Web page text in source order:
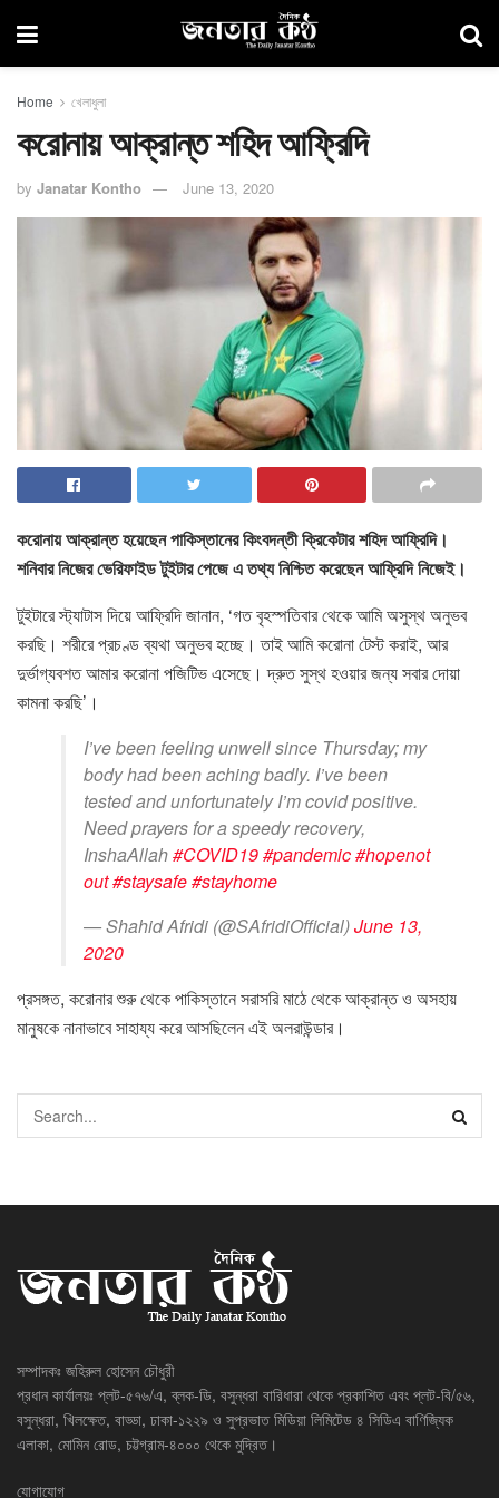
Home খেলাধুলা
করোনায় আক্রান্ত শহিদ আফ্রিদি
by Janatar Kontho June 13, 2020
করোনায় আক্রান্ত হয়েছেন পাকিস্তানের কিংবদন্তী ক্রিকেটার শহিদ আফ্রিদি।
শনিবার নিজের ভেরিফাইড টুইটার পেজে এ তথ্য নিশ্চিত করেছেন আফ্রিদি নিজেই।
টুইটারে স্ট্যাটাস দিয়ে আফ্রিদি জানান, ‘গত বৃহস্পতিবার থেকে আমি অসুস্থ অনুভব
করছি। শরীরে প্রচণ্ড ব্যথা অনুভব হচ্ছে। তাই আমি করোনা টেস্ট করাই, আর
দুর্ভাগ্যবশত আমার করোনা পজিটিভ এসেছে। দ্রুত সুস্থ হওয়ার জন্য সবার দোয়া
কামনা করছি’।
I’ve been feeling unwell since Thursday; my
body had been aching badly. I’ve been
tested and unfortunately I’m covid positive.
Need prayers for a speedy recovery,
InshaAllah#COVID19#pandemic#hopenot
out#staysafe#stayhome
— Shahid Afridi (@SAfridiOfficial)June 13,
2020
প্রসঙ্গত, করোনার শুরু থেকে পাকিস্তানে সরাসরি মাঠে থেকে আক্রান্ত ও অসহায়
মানুষকে নানাভাবে সাহায্য করে আসছিলেন এই অলরাউন্ডার।
সম্পাদকঃ জহিরুল হোসেন চৌধুরী
প্রধান কার্যালয়ঃ প্লট-৫৭৬/এ, ব্লক-ডি, বসুন্ধরা বারিধারা থেকে প্রকাশিত এবং প্লট-বি/৫৬,
বসুন্ধরা, খিলক্ষেত, বাড্ডা, ঢাকা-১২২৯ ও সুপ্রভাত মিডিয়া লিমিটেড ৪ সিডিএ বাণিজ্যিক
এলাকা, মোমিন রোড, চট্টগ্রাম-৪০০০ থেকে মুদ্রিত।
যোগাযোগ